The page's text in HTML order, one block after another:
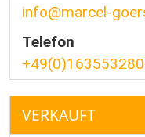
info@marcel-
Telefon
VERKAUFT